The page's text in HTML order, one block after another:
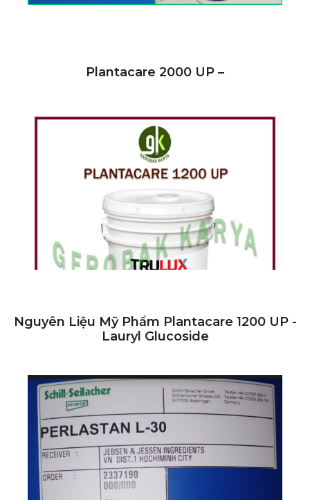
Plantacare 2000 UP –
Nguyên Liệu Mỹ Phẩm Plantacare 1200 UP -
Lauryl Glucoside